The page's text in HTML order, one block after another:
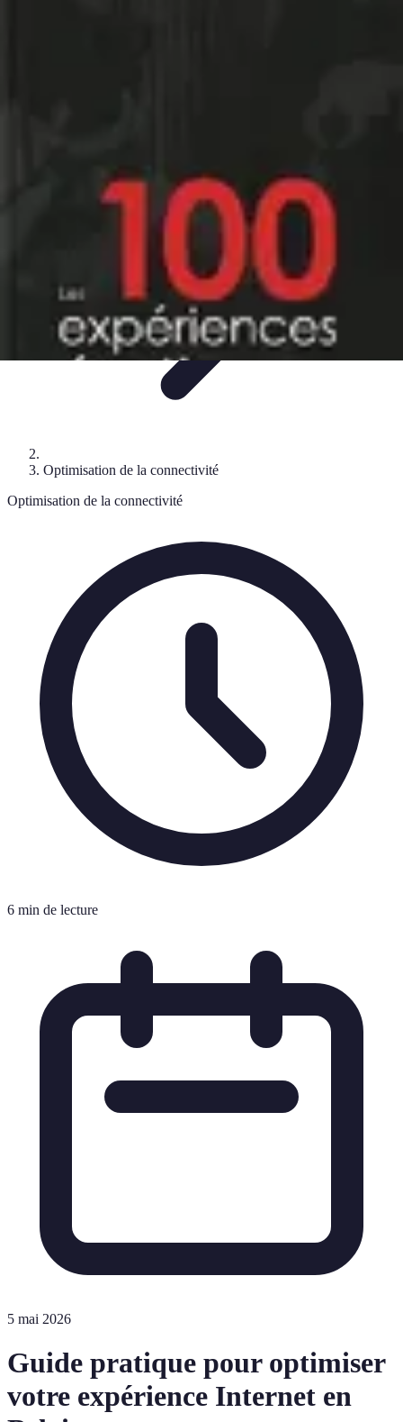
Optimisation de la connectivité
Optimisation de la connectivité
6 min de lecture
5 mai 2026
Guide pratique pour optimiser
votre expérience Internet en